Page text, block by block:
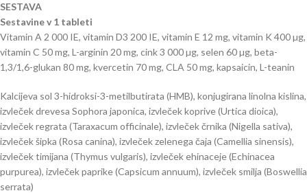
SESTAVA
Sestavine v 1 tableti
Vitamin A 2 000 IE, vitamin D3 200 IE, vitamin E 12 mg, vitamin K 400 µg,
vitamin C 50 mg, L-arginin 20 mg, cink 3 000 µg, selen 60 µg, beta-
1,3/1,6-glukan 80 mg, kvercetin 70 mg, CLA 50 mg, kapsaicin, L-teanin
Kalcijeva sol 3-hidroksi-3-metilbutirata (HMB), konjugirana linolna kislina,
izvleček drevesa Sophora japonica, izvleček koprive (Urtica dioica),
izvleček regrata (Taraxacum officinale), izvleček črnika (Nigella sativa),
izvleček šipka (Rosa canina), izvleček zelenega čaja (Camellia sinensis),
izvleček timijana (Thymus vulgaris), izvleček ehinaceje (Echinacea
purpurea), izvleček paprike (Capsicum annuum), izvleček smilja (Boswellia
serrata)